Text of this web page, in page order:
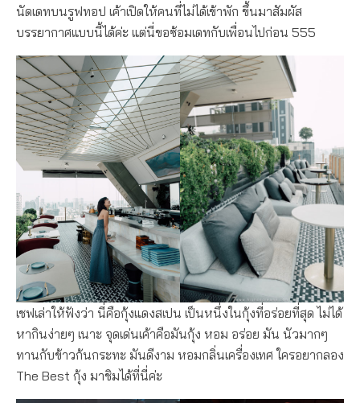
นัดเดทบนรูฟทอป เค้าเปิดให้คนที่ไม่ได้เข้าพัก ขึ้นมาสัมผัส
บรรยากาศแบบนี้ได้ค่ะ แต่นี่ขอซ้อมเดทกับเพื่อนไปก่อน 555
เชฟเล่าให้ฟังว่า นี่คือกุ้งแดงสเปน เป็นหนึ่งในกุ้งที่อร่อยที่สุด ไม่ได้
หากินง่ายๆ เนาะ จุดเด่นเค้าคือมันกุ้ง หอม อร่อย มัน นัวมากๆ
ทานกับข้าวก้นกระทะ มันดีงาม หอมกลิ่นเครื่องเทศ ใครอยากลอง
The Best กุ้ง มาชิมได้ที่นี่ค่ะ